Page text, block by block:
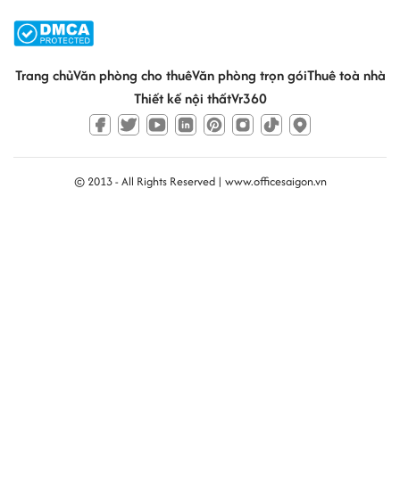
Trang chủVăn phòng cho thuêVăn phòng trọn góiThuê toà nhà
Thiết kế nội thấtVr360
© 2013 - All Rights Reserved | www.officesaigon.vn